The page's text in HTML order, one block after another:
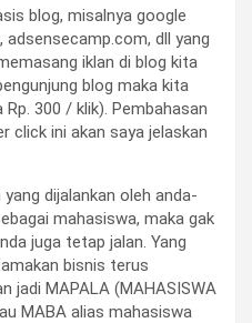
blog, misalnya google
adsensecamp.com, dll yang
iklan di blog kita
blog maka kita
300 / klik). Pembahasan
click ini akan saya jelaskan
dijalankan oleh anda-
mahasiswa, maka gak
juga tetap jalan. Yang
bisnis terus
jadi MAPALA (MAHASISWA
MABA alias mahasiswa